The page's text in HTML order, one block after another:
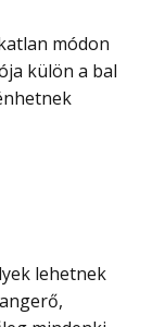
külön a bal